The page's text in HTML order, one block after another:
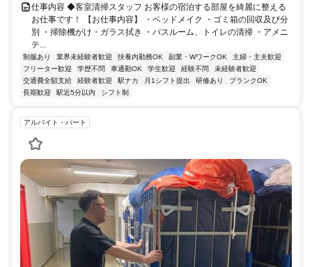
仕事内容 ◆客室清掃スタッフ お客様の宿泊する部屋を綺麗に整える
お仕事です！ 【お仕事内容】 ・ベッドメイク ・ゴミ箱の回収及び分
別 ・掃除機がけ・ガラス拭き ・バスルーム、トイレの清掃 ・アメニ
テ...
制服あり 業界未経験者歓迎 扶養内勤務OK 副業・WワークOK
主婦・主夫歓迎
フリーター歓迎
学歴不問 車通勤OK 学生歓迎 経験不問
未経験者歓迎
交通費全額支給
経験者歓迎 駅ナカ 月1シフト提出 研修あり
ブランクOK
長期歓迎
駅近5分以内 シフト制
アルバイト・パート